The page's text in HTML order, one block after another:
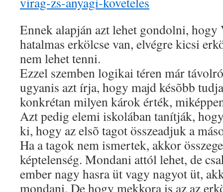
Ennek alapján azt lehet gondolni,
hatalmas erkölcse van, elvégre kicsi
nem lehet tenni.
Ezzel szemben logikai téren már
ugyanis azt írja, hogy majd késõbb
konkrétan milyen károk érték,
Azt pedig elemi iskolában tanítják,
ki, hogy az elsõ tagot összeadjuk a
Ha a tagok nem ismertek, akkor
képtelenség. Mondani attól lehet, de
ember nagy hasra üt vagy nagyot üt,
mondani. De hogy mekkora is az az